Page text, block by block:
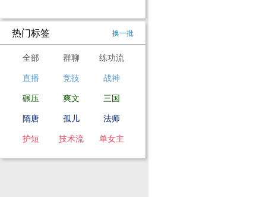
热门标签 换一批
全部 群聊 练功流
直播 竞技 战神
碾压 爽文 三国
隋唐 孤儿 法师
护短 技术流 单女主